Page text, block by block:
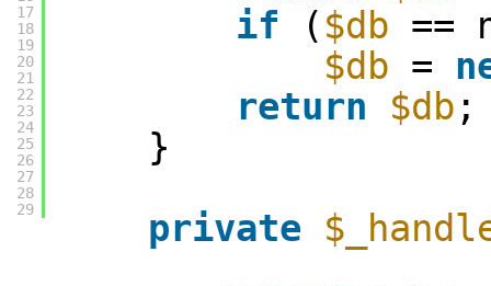
17
18
19
20
21
22
23
24
25
26
27
28
29
if
( $db ==
$db =
return
$db ;
}
private